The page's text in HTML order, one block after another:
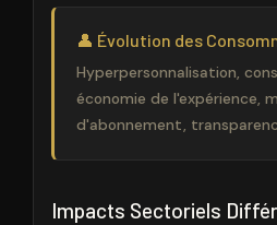
👤 Évolution des
Hyperpersonnalisation,
économie de l'expérience,
d'abonnement,
Impacts Sectoriels